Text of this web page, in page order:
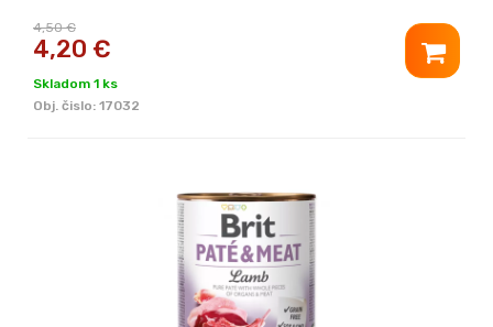
4,50 €
4,20 €
Skladom 1 ks
Obj. čislo: 17032